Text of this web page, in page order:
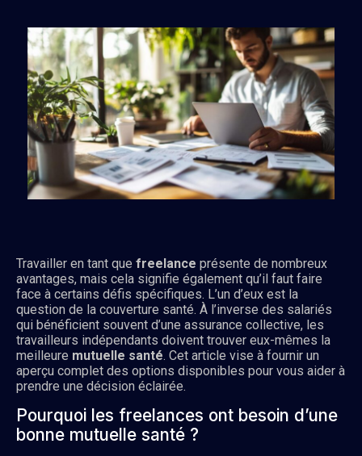
Travailler en tant que freelance présente de nombreux
avantages, mais cela signifie également qu’il faut faire
face à certains défis spécifiques. L’un d’eux est la
question de la couverture santé. À l’inverse des salariés
qui bénéficient souvent d’une assurance collective, les
travailleurs indépendants doivent trouver eux-mêmes la
meilleure mutuelle santé. Cet article vise à fournir un
aperçu complet des options disponibles pour vous aider à
prendre une décision éclairée.
Pourquoi les freelances ont besoin d’une
bonne mutuelle santé ?